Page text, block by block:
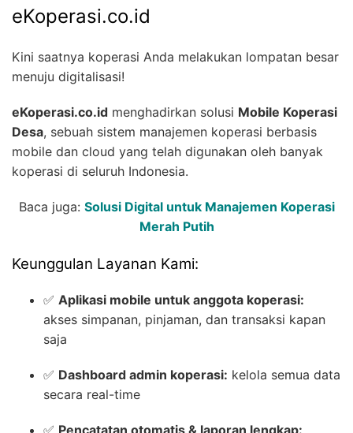
eKoperasi.co.id
Kini saatnya koperasi Anda melakukan lompatan besar
menuju digitalisasi!
eKoperasi.co.id menghadirkan solusi Mobile Koperasi
Desa, sebuah sistem manajemen koperasi berbasis
mobile dan cloud yang telah digunakan oleh banyak
koperasi di seluruh Indonesia.
Baca juga: Solusi Digital untuk Manajemen Koperasi
Merah Putih
Keunggulan Layanan Kami:
✅ Aplikasi mobile untuk anggota koperasi:
akses simpanan, pinjaman, dan transaksi kapan
saja
✅ Dashboard admin koperasi: kelola semua data
secara real-time